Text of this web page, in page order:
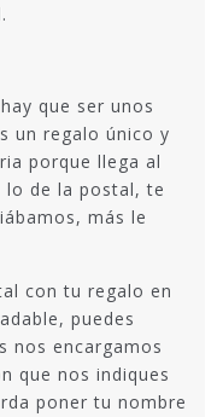
que ser unos
un regalo único y
porque llega al
lo de la postal, te
más le
con tu regalo en
puedes
nos encargamos
que nos indiques
poner tu nombre